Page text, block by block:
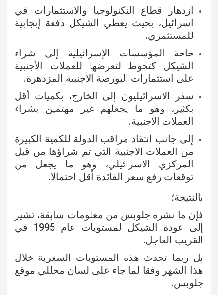
ازدهار قطاع التكنولوجيا والاستثمارات في
اسرائيل، بحيث يعطي الشيكل دفعة إيجابية
للمستثمري.
حاجة المؤسسات الإسرائيلية إلى شراء
الشيكل كتحوط لتعرضها للعملات الأجنبية
على استثمارات البورصة الأجنبية المزدهرة.
سفر الاسرائيليون إلى الخارج، بكميات أقل
بكثير، وهو ما يجعلهم غير مهتمين بشراء
العملات الاجنبية.
إلى جانب انتقاد مراقب الدولة للكمية الكبيرة
من العملات الاجنبية التي تم شراؤها من قبل
المركزي الاسرائيلي، وهو ما يجعل من
توقعات رفع سعر الفائدة أقل احتمالا.
بالنتيجة؛
فإن ما نشره جلوبس من معلومات سابقة، تشير
إلى عودة الشيكل لمستويات عام 1995 في
القريب العاجل.
بل ربما تحدث هذه المستويات السعرية خلال
هذا الشهر وفقا لما جاء على لسان محللي موقع
جلوبس.